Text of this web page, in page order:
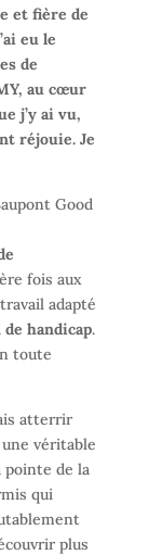
et fière de
eu le
de
au cœur
j’y ai vu,
réjouie. Je
fois aux
adapté
handicap.
toute
atterrir
véritable
pointe de la
qui
plus